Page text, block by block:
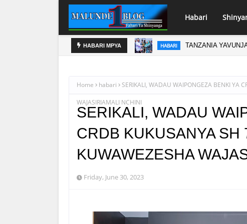
Habari
HABARI MPYA
WA KIBINGWA HABARI BOT YAWEKA
Home habari SERIKALI, WADAU WAIPONGEZA BENKI YA
WAJASIRIAMALI NCHINI
SERIKALI, WADAU
CRDB KUKUSANYA SH
KUWAWEZESHA
Friday, June 30, 2023